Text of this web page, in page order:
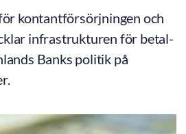
kontantförsörjningen och
infrastrukturen för betal-
Banks politik på